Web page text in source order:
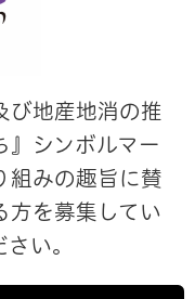
地産地消の推
』シンボルマー
組みの趣旨に賛
方を募集してい
い。